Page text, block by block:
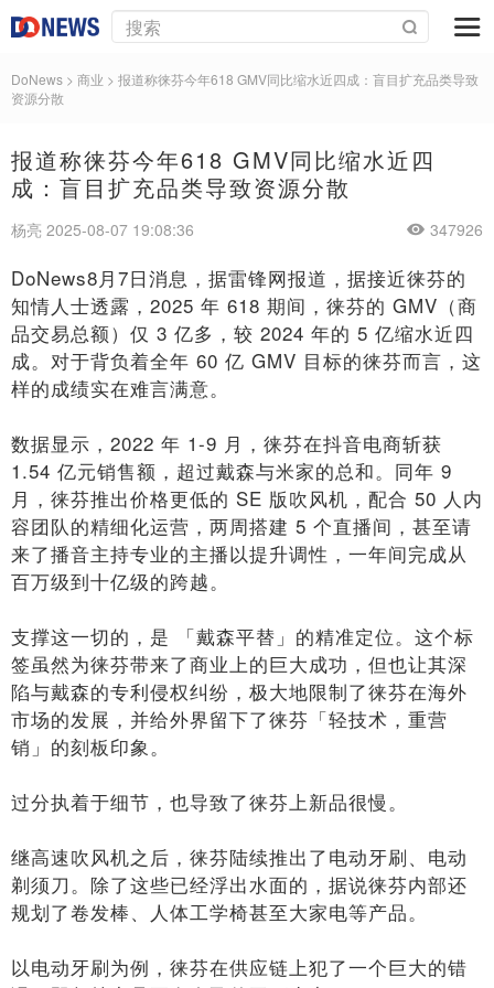
DoNews > 商业 > 报道称徕芬今年618 GMV同比缩水近四成：盲目扩充品类导致
资源分散
报道称徕芬今年618 GMV同比缩水近四
成：盲目扩充品类导致资源分散
杨亮 2025-08-07 19:08:36 347926
DoNews8月7日消息，据雷锋网报道，据接近徕芬的
知情人士透露，2025 年 618 期间，徕芬的 GMV（商
品交易总额）仅 3 亿多，较 2024 年的 5 亿缩水近四
成。对于背负着全年 60 亿 GMV 目标的徕芬而言，这
样的成绩实在难言满意。
数据显示，2022 年 1-9 月，徕芬在抖音电商斩获
1.54 亿元销售额，超过戴森与米家的总和。同年 9
月，徕芬推出价格更低的 SE 版吹风机，配合 50 人内
容团队的精细化运营，两周搭建 5 个直播间，甚至请
来了播音主持专业的主播以提升调性，一年间完成从
百万级到十亿级的跨越。
支撑这一切的，是 「戴森平替」的精准定位。这个标
签虽然为徕芬带来了商业上的巨大成功，但也让其深
陷与戴森的专利侵权纠纷，极大地限制了徕芬在海外
市场的发展，并给外界留下了徕芬「轻技术，重营
销」的刻板印象。
过分执着于细节，也导致了徕芬上新品很慢。
继高速吹风机之后，徕芬陆续推出了电动牙刷、电动
剃须刀。除了这些已经浮出水面的，据说徕芬内部还
规划了卷发棒、人体工学椅甚至大家电等产品。
以电动牙刷为例，徕芬在供应链上犯了一个巨大的错